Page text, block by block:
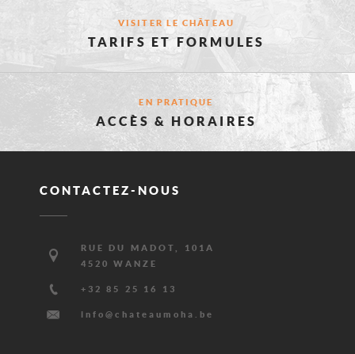
VOUS
VISITER LE CHÂTEAU
TARIFS ET FORMULES
EN PRATIQUE
ACCÈS & HORAIRES
CONTACTEZ-NOUS
AdresseRUE DU MADOT, 101A
4520 WANZE
+32 85 25 16 13
mail
info@chateaumoha.be